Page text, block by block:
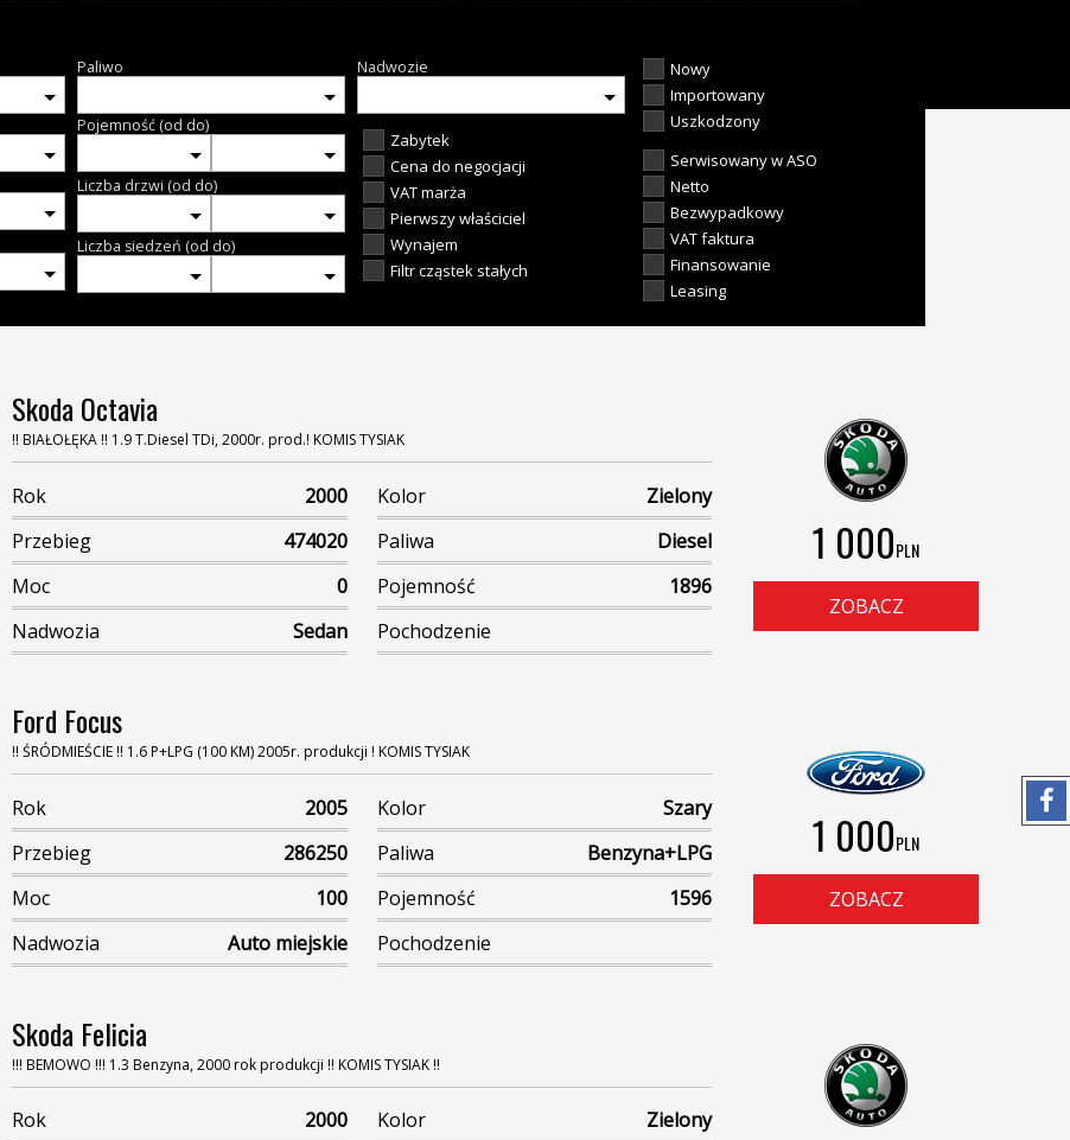
Paliwo
Pojemność (od do)
Liczba drzwi (od do)
Liczba siedzeń (od do)
Nadwozie
Zabytek
Cena do negocjacji
VAT marża
Pierwszy właściciel
Wynajem
Filtr cząstek stałych
Nowy
Importowany
Uszkodzony
Serwisowany w ASO
Netto
Bezwypadkowy
VAT faktura
Finansowanie
Leasing
Skoda Octavia
!! BIAŁOŁĘKA !! 1.9 T.Diesel TDi, 2000r. prod.! KOMIS TYSIAK
Rok 2000 Kolor
Zielony
Przebieg
474020 Paliwa
Diesel
Moc
0 Pojemność
1896
Nadwozia
Sedan Pochodzenie
1 000PLN
ZOBACZ
Ford Focus
!! ŚRÓDMIEŚCIE !! 1.6 P+LPG (100 KM) 2005r. produkcji ! KOMIS TYSIAK
Rok 2005 Kolor
Szary
Przebieg
286250 Paliwa
Benzyna+LPG
Moc
100 Pojemność
1596
Nadwozia
Auto miejskie Pochodzenie
1 000PLN
ZOBACZ
Skoda Felicia
!!! BEMOWO !!! 1.3 Benzyna, 2000 rok produkcji !! KOMIS TYSIAK !!
Rok 2000 Kolor
Zielony